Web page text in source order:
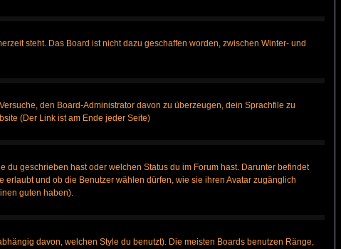
steht. Das Board ist nicht dazu geschaffen worden, zwischen Winter- und
den Board-Administrator davon zu überzeugen, dein Sprachfile zu
(Der Link ist am Ende jeder Seite)
geschrieben hast oder welchen Status du im Forum hast. Darunter befindet
und ob die Benutzer wählen dürfen, wie sie ihren Avatar zugänglich
guten haben).
davon, welchen Style du benutzt). Die meisten Boards benutzen Ränge,